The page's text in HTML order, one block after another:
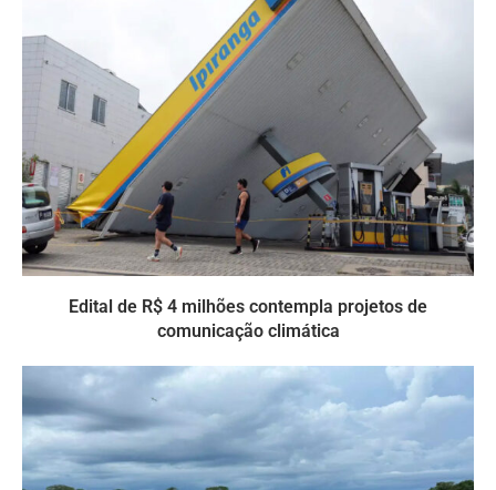
Edital de R$ 4 milhões contempla projetos de
comunicação climática